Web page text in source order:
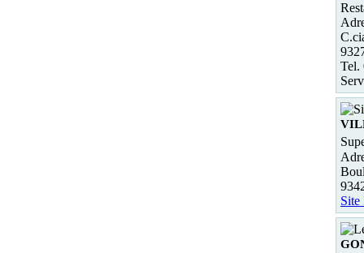
Tel.
Site